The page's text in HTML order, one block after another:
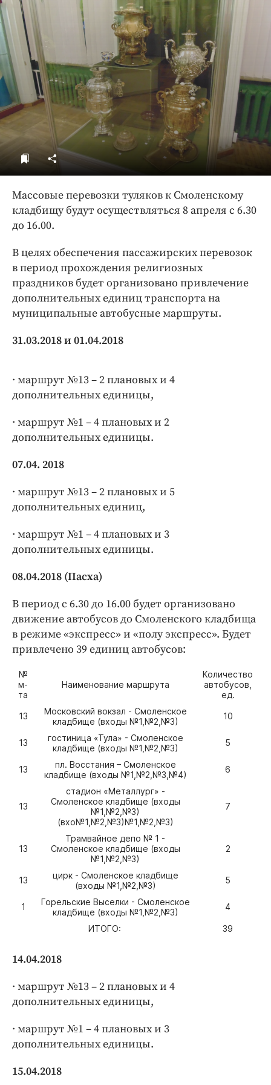
ДоброЦентр
Голодный шпион
Массовые перевозки туляков к Смоленскому
кладбищу будут осуществляться 8 апреля с 6.30
до 16.00.
В целях обеспечения пассажирских перевозок
в период прохождения религиозных
праздников будет организовано привлечение
дополнительных единиц транспорта на
муниципальные автобусные маршруты.
31.03.2018 и 01.04.2018
· маршрут №13 – 2 плановых и 4
дополнительных единицы,
· маршрут №1 – 4 плановых и 2
дополнительных единицы.
07.04. 2018
· маршрут №13 – 2 плановых и 5
дополнительных единиц,
· маршрут №1 – 4 плановых и 3
дополнительных единицы.
08.04.2018 (Пасха)
В период с 6.30 до 16.00 будет организовано
движение автобусов до Смоленского кладбища
в режиме «экспресс» и «полу экспресс». Будет
привлечено 39 единиц автобусов:
№
м-
та
Наименование маршрута
Количество
автобусов,
ед.
13
Московский вокзал - Смоленское
кладбище (входы №1,№2,№3)
10
13
гостиница «Тула» - Смоленское
кладбище (входы №1,№2,№3)
5
13
пл. Восстания – Смоленское
кладбище (входы №1,№2,№3,№4)
6
13
стадион «Металлург» -
Смоленское кладбище (входы
№1,№2,№3)
(вхо№1,№2,№3)№1,№2,№3)
7
13
Трамвайное депо № 1 -
Смоленское кладбище (входы
№1,№2,№3)
2
13
цирк - Смоленское кладбище
(входы №1,№2,№3)
5
1
Горельские Выселки - Смоленское
кладбище (входы №1,№2,№3)
4
ИТОГО: 39
14.04.2018
· маршрут №13 – 2 плановых и 4
дополнительных единицы,
· маршрут №1 – 4 плановых и 3
дополнительных единицы.
15.04.2018